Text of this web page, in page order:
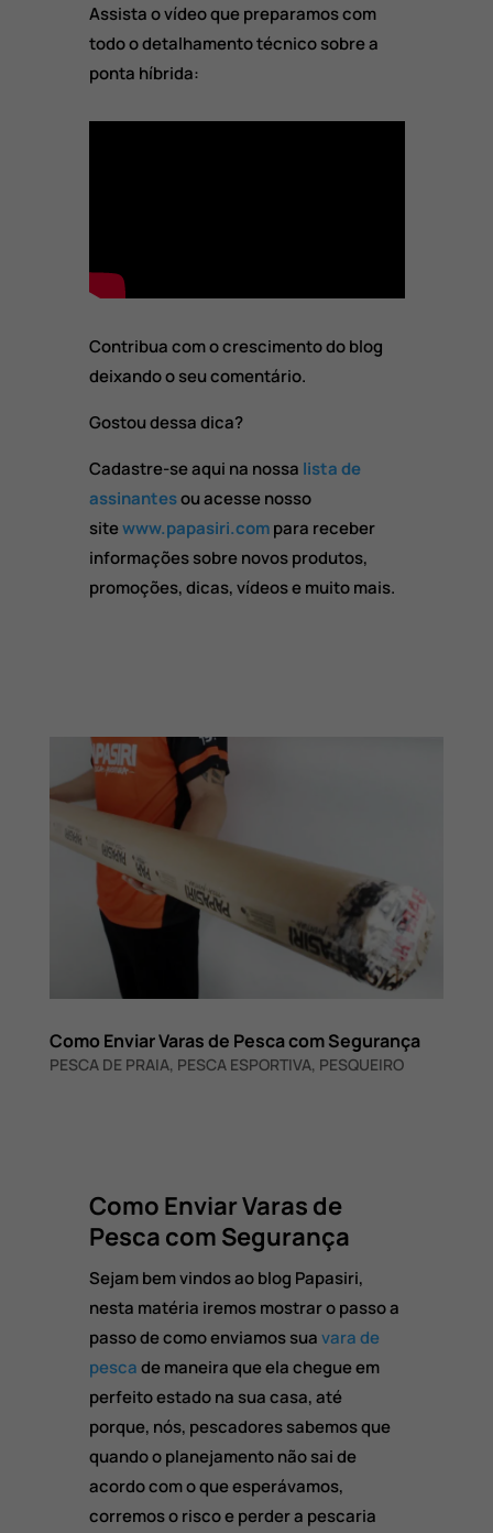
Assista o vídeo que preparamos com
todo o detalhamento técnico sobre a
ponta híbrida:
Contribua com o crescimento do blog
deixando o seu comentário.
Gostou dessa dica?
Cadastre-se aqui na nossa lista de
assinantesou acesse nosso
sitewww.papasiri.compara receber
informações sobre novos produtos,
promoções, dicas, vídeos e muito mais.
Como Enviar Varas de Pesca com Segurança
PESCA DE PRAIA, PESCA ESPORTIVA, PESQUEIRO
Como Enviar Varas de
Pesca com Segurança
Sejam bem vindos ao blog Papasiri,
nesta matéria iremos mostrar o passo a
passo de como enviamos suavara de
pescade maneira que ela chegue em
perfeito estado na sua casa, até
porque, nós, pescadores sabemos que
quando o planejamento não sai de
acordo com o que esperávamos,
corremos o risco e perder a pescaria